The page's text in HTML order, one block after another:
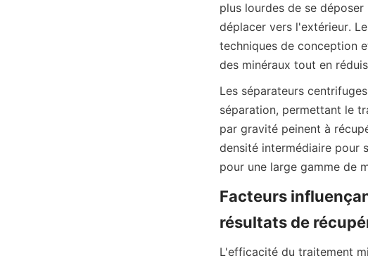
plus lourdes de se
déplacer vers l'extérieur.
techniques de conception
Les séparateurs
séparation, permettant le
par gravité peinent à
densité intermédiaire pour
Facteurs
L'efficacité du traitement